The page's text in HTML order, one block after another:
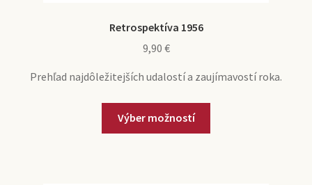
Retrospektíva 1956
9,90 €
Prehľad najdôležitejších udalostí a zaujímavostí roka.
Výber možností